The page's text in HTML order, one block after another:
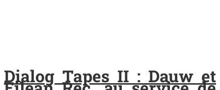
Dialog Tapes II : Dauw et